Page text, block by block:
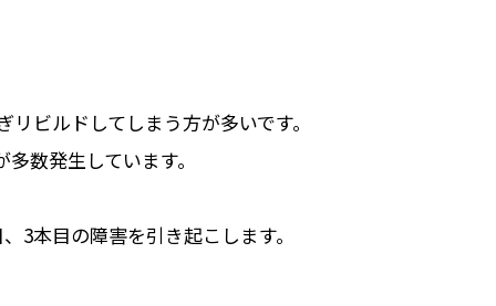
ビルドしてしまう方が多いです。
数発生しています。
3本目の障害を引き起こします。